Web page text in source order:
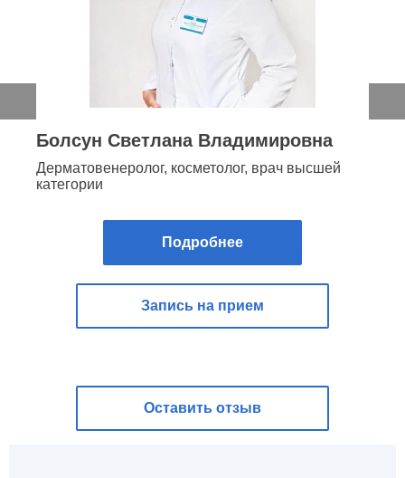
Братилова Анастасия Викторовна
Ведущий дерматовенеролог, косметолог,
трихолог
Подробнее
Запись на прием
Оставить отзыв